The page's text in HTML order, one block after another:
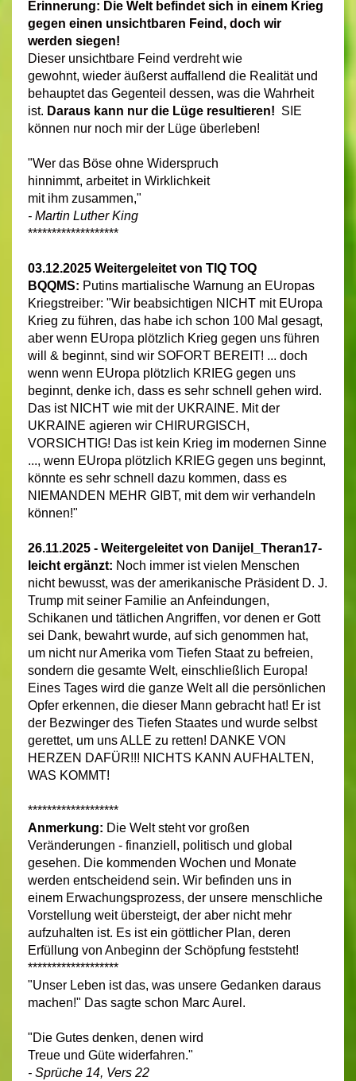
Erinnerung: Die Welt befindet sich in einem Krieg
gegen einen unsichtbaren Feind, doch wir
werden siegen!
Dieser unsichtbare Feind verdreht wie
gewohnt, wieder äußerst auffallend die Realität und
behauptet das Gegenteil dessen, was die Wahrheit
ist. Daraus kann nur die Lüge resultieren! SIE
können nur noch mir der Lüge überleben!
"Wer das Böse ohne Widerspruch
hinnimmt, arbeitet in Wirklichkeit
mit ihm zusammen,"
- Martin Luther King
*******************
03.12.2025 Weitergeleitet von TIQ TOQ
BQQMS: Putins martialische Warnung an EUropas
Kriegstreiber: "Wir beabsichtigen NICHT mit EUropa
Krieg zu führen, das habe ich schon 100 Mal gesagt,
aber wenn EUropa plötzlich Krieg gegen uns führen
will & beginnt, sind wir SOFORT BEREIT! ... doch
wenn wenn EUropa plötzlich KRIEG gegen uns
beginnt, denke ich, dass es sehr schnell gehen wird.
Das ist NICHT wie mit der UKRAINE. Mit der
UKRAINE agieren wir CHIRURGISCH,
VORSICHTIG! Das ist kein Krieg im modernen Sinne
..., wenn EUropa plötzlich KRIEG gegen uns beginnt,
könnte es sehr schnell dazu kommen, dass es
NIEMANDEN MEHR GIBT, mit dem wir verhandeln
können!"
26.11.2025 - Weitergeleitet von Danijel_Theran17-
leicht ergänzt: Noch immer ist vielen Menschen
nicht bewusst, was der amerikanische Präsident D. J.
Trump mit seiner Familie an Anfeindungen,
Schikanen und tätlichen Angriffen, vor denen er Gott
sei Dank, bewahrt wurde, auf sich genommen hat,
um nicht nur Amerika vom Tiefen Staat zu befreien,
sondern die gesamte Welt, einschließlich Europa!
Eines Tages wird die ganze Welt all die persönlichen
Opfer erkennen, die dieser Mann gebracht hat! Er ist
der Bezwinger des Tiefen Staates und wurde selbst
gerettet, um uns ALLE zu retten! DANKE VON
HERZEN DAFÜR!!! NICHTS KANN AUFHALTEN,
WAS KOMMT!
*******************
Anmerkung: Die Welt steht vor großen
Veränderungen - finanziell, politisch und global
gesehen. Die kommenden Wochen und Monate
werden entscheidend sein. Wir befinden uns in
einem Erwachungsprozess, der unsere menschliche
Vorstellung weit übersteigt, der aber nicht mehr
aufzuhalten ist. Es ist ein göttlicher Plan, deren
Erfüllung von Anbeginn der Schöpfung feststeht!
*******************
"Unser Leben ist das, was unsere Gedanken daraus
machen!" Das sagte schon Marc Aurel.
"Die Gutes denken, denen wird
Treue und Güte widerfahren."
- Sprüche 14, Vers 22